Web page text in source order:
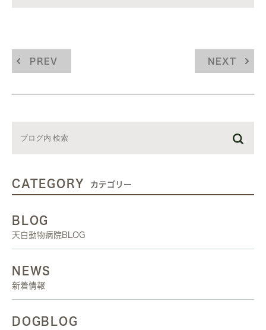
PREV NEXT
CATEGORY カテゴリー
BLOG
天白動物病院BLOG
NEWS
新着情報
DOGBLOG